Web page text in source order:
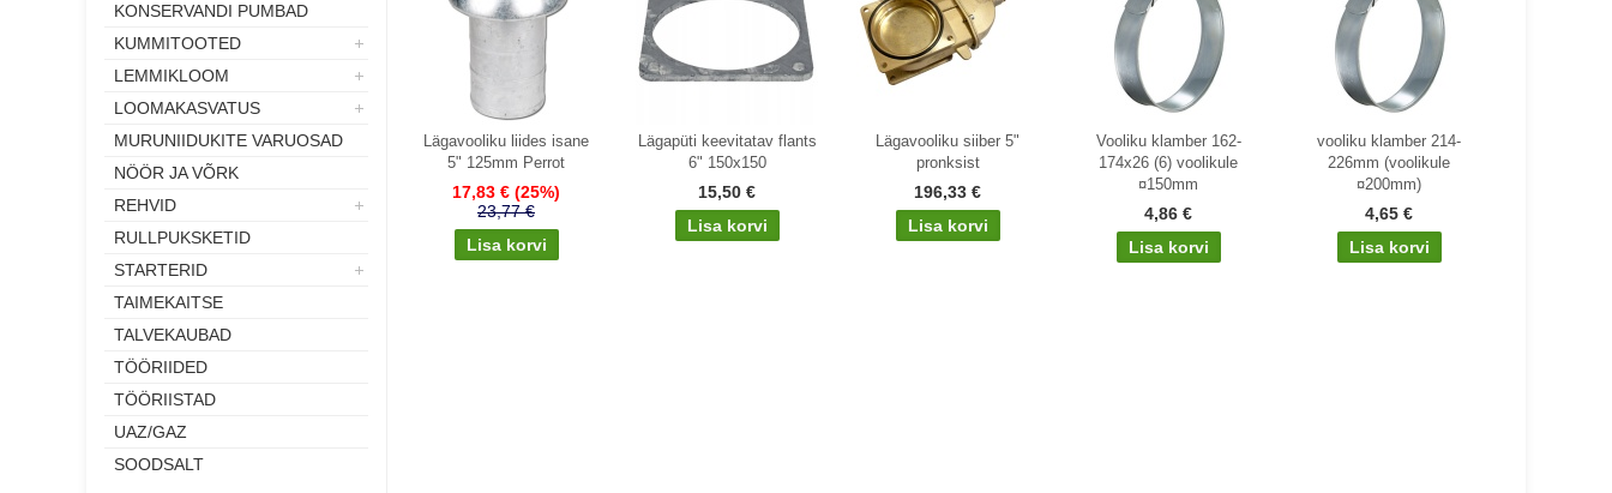
KONSERVANDI PUMBAD
KUMMITOOTED
LEMMIKLOOM
LOOMAKASVATUS
MURUNIIDUKITE VARUOSAD
NÖÖR JA VÕRK
REHVID
RULLPUKSKETID
STARTERID
TAIMEKAITSE
TALVEKAUBAD
TÖÖRIIDED
TÖÖRIISTAD
UAZ/GAZ
SOODSALT
Lägavooliku liides isane
5" 125mm Perrot
17,83 € (25%)
23,77 €
Lägapüti keevitatav flants
6" 150x150
15,50 €
Lägavooliku siiber 5"
pronksist
196,33 €
Vooliku klamber 162-
174x26 (6) voolikule
¤150mm
4,86 €
vooliku klamber 214-
226mm (voolikule
¤200mm)
4,65 €